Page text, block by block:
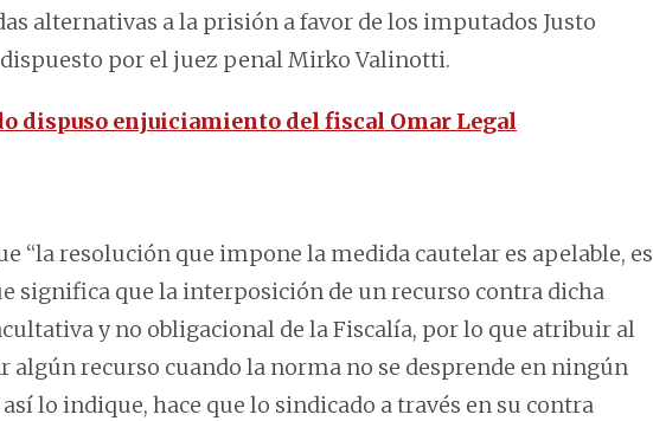
alternativas a la prisión a favor de los imputados Justo
por el juez penal Mirko Valinotti.
dispuso enjuiciamiento del fiscal Omar Legal
“la resolución que impone la medida cautelar es apelable, es
significa que la interposición de un recurso contra dicha
y no obligacional de la Fiscalía, por lo que atribuir al
algún recurso cuando la norma no se desprende en ningún
lo indique, hace que lo sindicado a través en su contra